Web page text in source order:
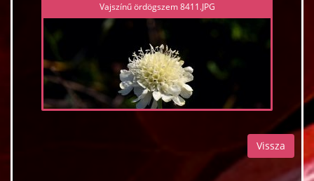
Vajszínű ördögszem 8411.JPG
Vissza